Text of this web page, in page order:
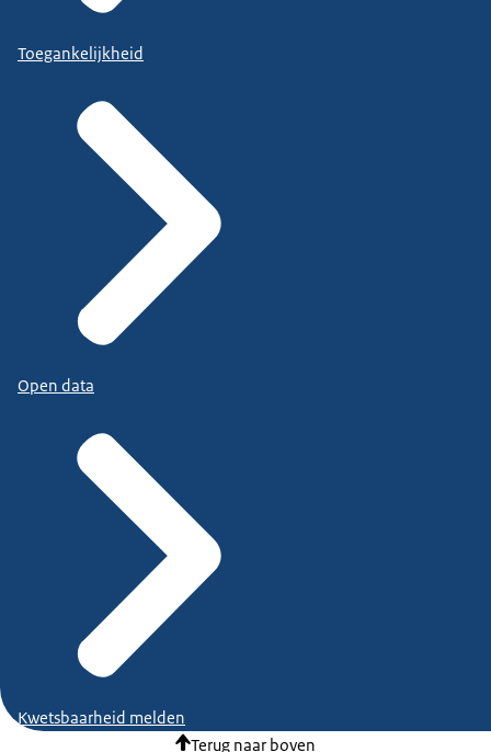
Toegankelijkheid
Open data
Kwetsbaarheid melden
Terug naar boven